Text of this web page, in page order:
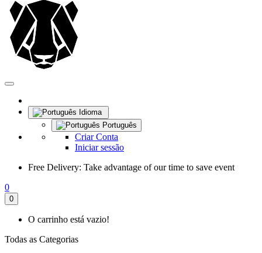
Idioma
Português
Criar Conta
Iniciar sessão
Free Delivery: Take advantage of our time to save event
0
0
O carrinho está vazio!
Todas as Categorias